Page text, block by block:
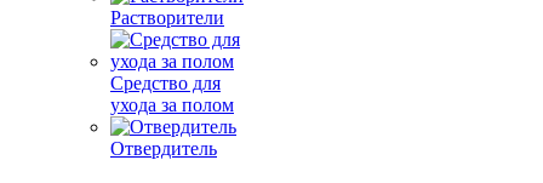
Растворители
Средство для
ухода за полом
Отвердитель